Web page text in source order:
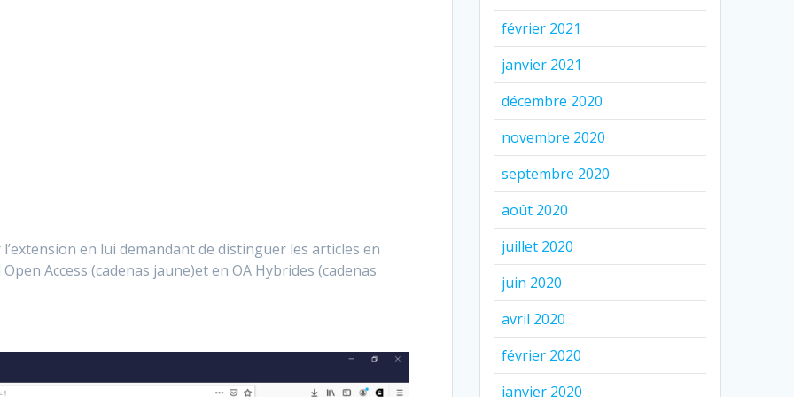
en lui demandant de distinguer les articles en
Access (cadenas jaune)et en OA Hybrides (cadenas
février 2021
janvier 2021
décembre 2020
novembre 2020
septembre 2020
août 2020
juillet 2020
juin 2020
avril 2020
février 2020
janvier 2020